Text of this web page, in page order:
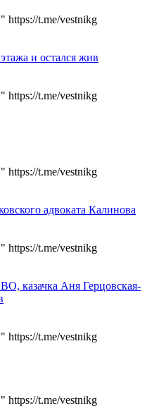
https://t.me/vestnikg
и остался жив
https://t.me/vestnikg
https://t.me/vestnikg
адвоката Калинова
https://t.me/vestnikg
казачка Аня Герцовская-
https://t.me/vestnikg
https://t.me/vestnikg